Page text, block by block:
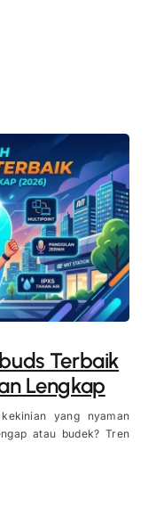
Terbaik
Lengkap
yang nyaman
atau budek? Tren